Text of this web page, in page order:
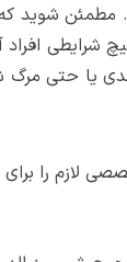
مطمئن شوید
افراد
جدی یا حتی
لازم را برای